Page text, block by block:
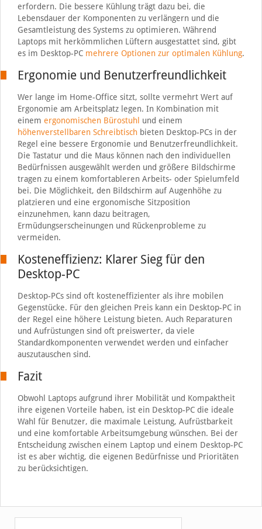
erfordern. Die bessere Kühlung trägt dazu bei, die
Lebensdauer der Komponenten zu verlängern und die
Gesamtleistung des Systems zu optimieren. Während
Laptops mit herkömmlichen Lüftern ausgestattet sind, gibt
es im Desktop-PC mehrere Optionen zur optimalen Kühlung.
Ergonomie und Benutzerfreundlichkeit
Wer lange im Home-Office sitzt, sollte vermehrt Wert auf
Ergonomie am Arbeitsplatz legen. In Kombination mit
einem ergonomischen Bürostuhl und einem
höhenverstellbaren Schreibtischbieten Desktop-PCs in der
Regel eine bessere Ergonomie und Benutzerfreundlichkeit.
Die Tastatur und die Maus können nach den individuellen
Bedürfnissen ausgewählt werden und größere Bildschirme
tragen zu einem komfortableren Arbeits- oder Spielumfeld
bei. Die Möglichkeit, den Bildschirm auf Augenhöhe zu
platzieren und eine ergonomische Sitzposition
einzunehmen, kann dazu beitragen,
Ermüdungserscheinungen und Rückenprobleme zu
vermeiden.
Kosteneffizienz: Klarer Sieg für den
Desktop-PC
Desktop-PCs sind oft kosteneffizienter als ihre mobilen
Gegenstücke. Für den gleichen Preis kann ein Desktop-PC in
der Regel eine höhere Leistung bieten. Auch Reparaturen
und Aufrüstungen sind oft preiswerter, da viele
Standardkomponenten verwendet werden und einfacher
auszutauschen sind.
Fazit
Obwohl Laptops aufgrund ihrer Mobilität und Kompaktheit
ihre eigenen Vorteile haben, ist ein Desktop-PC die ideale
Wahl für Benutzer, die maximale Leistung, Aufrüstbarkeit
und eine komfortable Arbeitsumgebung wünschen. Bei der
Entscheidung zwischen einem Laptop und einem Desktop-PC
ist es aber wichtig, die eigenen Bedürfnisse und Prioritäten
zu berücksichtigen.